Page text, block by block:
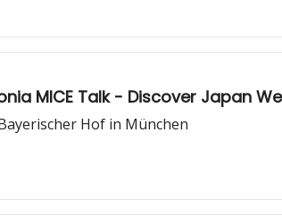
MICE Talk - Discover Japan
Hof in München